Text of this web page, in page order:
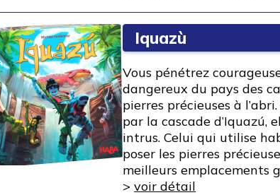
Iquazù
Vous pénétrez
dangereux du pays des
pierres précieuses à
par la cascade d’Iquazú,
intrus. Celui qui utilise
poser les pierres
meilleurs emplacements
>voir détail